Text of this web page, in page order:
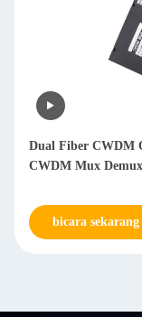
Dual Fiber CWDM
CWDM Mux
bicara sekarang